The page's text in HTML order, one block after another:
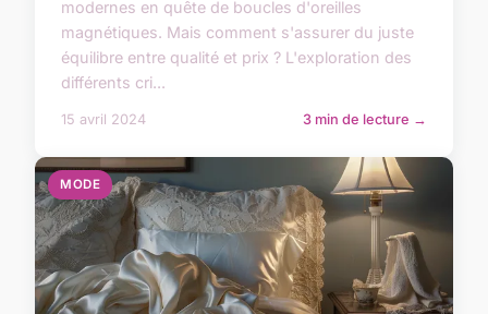
modernes en quête de boucles d'oreilles
magnétiques. Mais comment s'assurer du juste
équilibre entre qualité et prix ? L'exploration des
différents cri...
15 avril 2024 3 min de lecture →
MODE